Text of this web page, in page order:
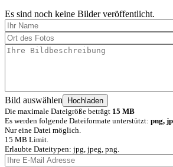
Es sind noch keine Bilder veröffentlicht.
Bild auswählen
Die maximale Dateigröße beträgt 15 MB
Es werden folgende Dateiformate unterstützt: png,
Nur eine Datei möglich.
15 MB Limit.
Erlaubte Dateitypen: jpg, jpeg, png.